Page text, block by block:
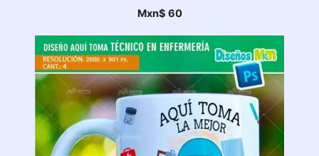
Mxn$ 60